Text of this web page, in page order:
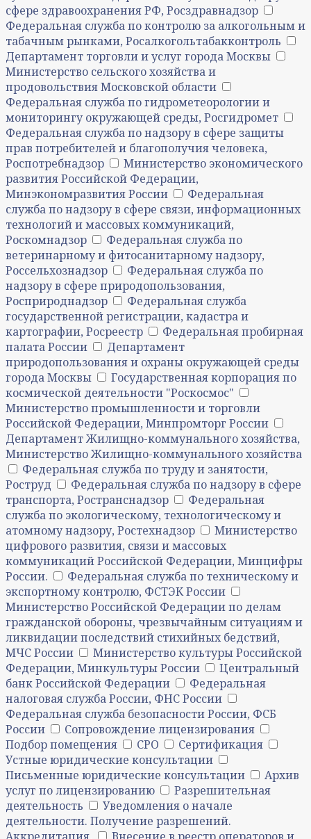
сфере здравоохранения РФ, Росздравнадзор
Федеральная служба по контролю за алкогольным и
табачным рынками, Росалкогольтабакконтроль
Департамент торговли и услуг города Москвы
Министерство сельского хозяйства и
продовольствия Московской области
Федеральная служба по гидрометеорологии и
мониторингу окружающей среды, Росгидромет
Федеральная служба по надзору в сфере защиты
прав потребителей и благополучия человека,
Роспотребнадзор
Министерство экономического
развития Российской Федерации,
Минэкономразвития России
Федеральная
служба по надзору в сфере связи, информационных
технологий и массовых коммуникаций,
Роскомнадзор
Федеральная служба по
ветеринарному и фитосанитарному надзору,
Россельхознадзор
Федеральная служба по
надзору в сфере природопользования,
Росприроднадзор
Федеральная служба
государственной регистрации, кадастра и
картографии, Росреестр
Федеральная пробирная
палата России
Департамент
природопользования и охраны окружающей среды
города Москвы
Государственная корпорация по
космической деятельности "Роскосмос"
Министерство промышленности и торговли
Российской Федерации, Минпромторг России
Департамент Жилищно-коммунального хозяйства,
Министерство Жилищно-коммунального хозяйства
Федеральная служба по труду и занятости,
Роструд
Федеральная служба по надзору в сфере
транспорта, Ространснадзор
Федеральная
служба по экологическому, технологическому и
атомному надзору, Ростехнадзор
Министерство
цифрового развития, связи и массовых
коммуникаций Российской Федерации, Минцифры
России.
Федеральная служба по техническому и
экспортному контролю, ФСТЭК России
Министерство Российской Федерации по делам
гражданской обороны, чрезвычайным ситуациям и
ликвидации последствий стихийных бедствий,
МЧС России
Министерство культуры Российской
Федерации, Минкультуры России
Центральный
банк Российской Федерации
Федеральная
налоговая служба России, ФНС России
Федеральная служба безопасности России, ФСБ
России
Сопровождение лицензирования
Подбор помещения
СРО
Сертификация
Устные юридические консультации
Письменные юридические консультации
Архив
услуг по лицензированию
Разрешительная
деятельность
Уведомления о начале
деятельности. Получение разрешений.